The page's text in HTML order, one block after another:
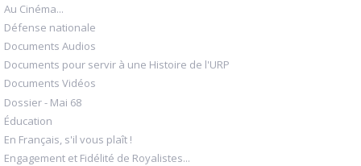
Au Cinéma...
Défense nationale
Documents Audios
Documents pour servir à une Histoire de l'URP
Documents Vidéos
Dossier - Mai 68
Éducation
En Français, s'il vous plaît !
Engagement et Fidélité de Royalistes...